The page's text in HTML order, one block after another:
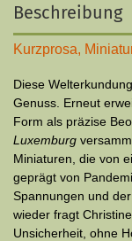
Beschreibung
Kurzprosa,
Diese
Genuss. Erneut
Form als präzise
Luxemburg
Miniaturen, die von
geprägt von
Spannungen und
wieder fragt
Unsicherheit, ohne